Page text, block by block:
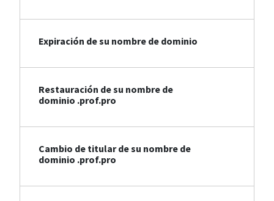
Expiración de su nombre de dominio
Restauración de su nombre de
dominio .prof.pro
Cambio de titular de su nombre de
dominio .prof.pro